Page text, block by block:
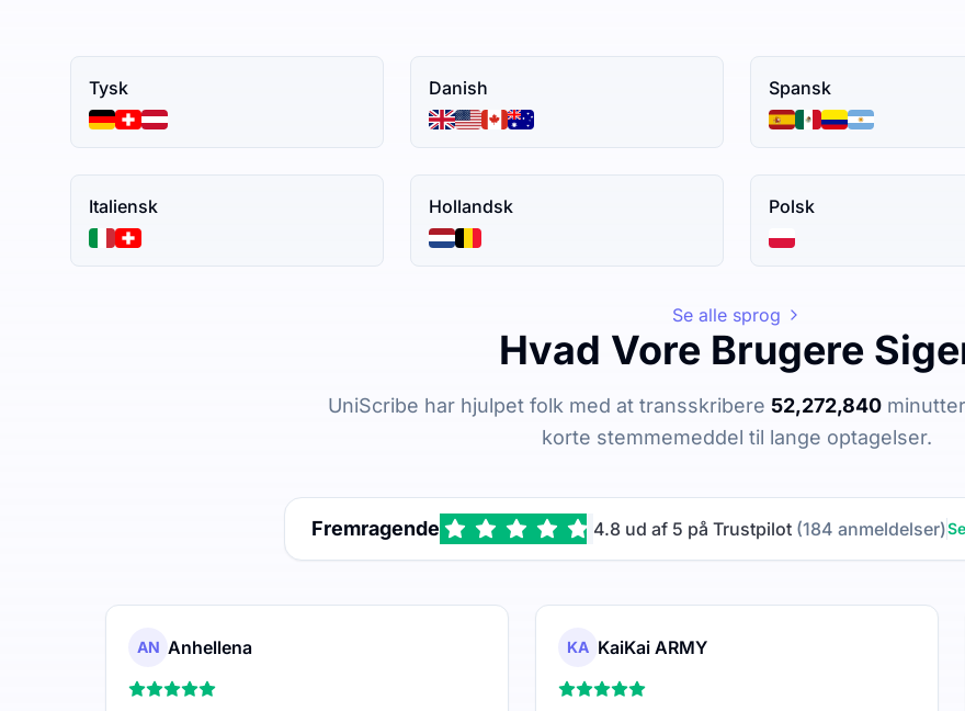
Tysk Danish Spansk
Italiensk Hollandsk Polsk
Se alle sprog
Hvad Vore Brugere
UniScribe har hjulpet folk med at transskribere 52,272,840
korte stemmemeddel til lange optagelser.
Fremragende 4.8 ud af 5 på Trustpilot (184 anmeldelser)
AN Anhellena KA KaiKai ARMY